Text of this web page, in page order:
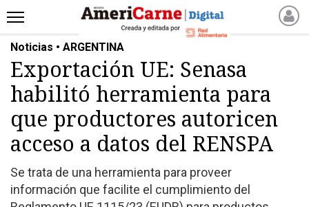
INICIO
NOTICIAS RECIENTES
NOTICIAS
ARTICULOS
PRODUCCIÓN
PROCESO
PRODUCTO
NUEVOS PRODUCTOS
Noticias • ARGENTINA
Exportación UE: Senasa
habilitó herramienta para
que productores autoricen
acceso a datos del RENSPA
Se trata de una herramienta para proveer
información que facilite el cumplimiento del